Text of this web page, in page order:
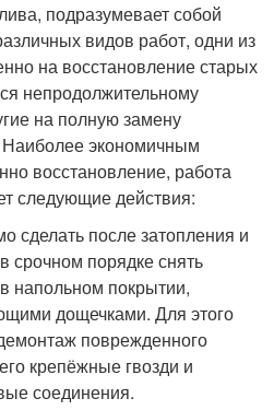
подразумевает собой
видов работ, одни из
на восстановление старых
непродолжительному
на полную замену
экономичным
восстановление, работа
следующие действия:
сделать после затопления и
срочном порядке снять
напольном покрытии,
дощечками. Для этого
поврежденного
крепёжные гвозди и
соединения.